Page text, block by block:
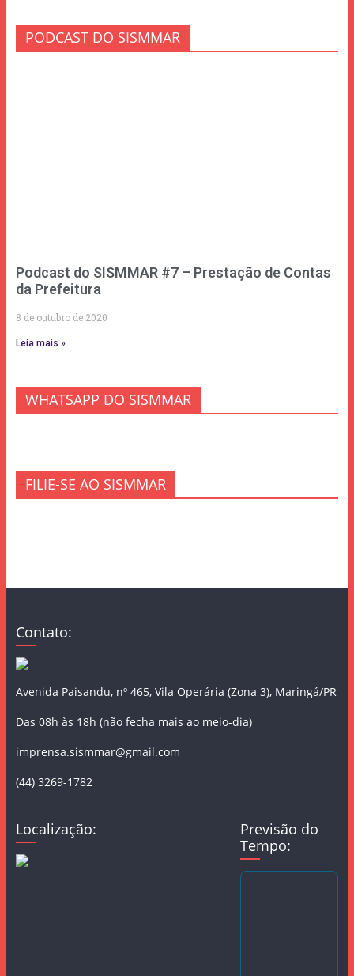
PODCAST DO SISMMAR
Podcast do SISMMAR #7 – Prestação de Contas
da Prefeitura
8 de outubro de 2020
Leia mais »
WHATSAPP DO SISMMAR
FILIE-SE AO SISMMAR
Contato:
Avenida Paisandu, nº 465, Vila Operária (Zona 3), Maringá/PR
Das 08h às 18h (não fecha mais ao meio-dia)
imprensa.sismmar@gmail.com
(44) 3269-1782
Localização:
Previsão do
Tempo: